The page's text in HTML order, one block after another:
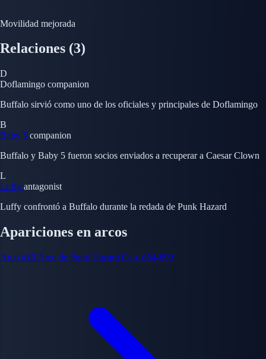
Movilidad mejorada
Relaciones (3)
D
Doflamingo companion
Buffalo sirvió como uno de los oficiales y principales de Doflamingo
B
Baby 5 companion
Buffalo y Baby 5 fueron socios enviados a recuperar a Caesar Clown
L
Luffy antagonist
Luffy confrontó a Buffalo durante la redada de Punk Hazard
Apariciones en arcos
Arco #10 Arco de Punk Hazard Cap. 654-699